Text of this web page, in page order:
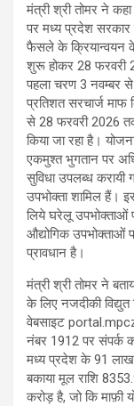
मंत्री श्री तोमर ने
पर मध्य प्रदेश
फैसले के क्रियान्वयन
शुरू होकर 28 फरवरी
पहला चरण 3 नवम्बर
प्रतिशत सरचार्ज माफ
से 28 फरवरी 2026
किया जा रहा है।
एकमुश्त भुगतान पर
सुविधा उपलब्ध
उपभोक्ता शामिल हैं।
लिये घरेलू उपभोक्ताओं
औद्योगिक उपभोक्ताओं
प्रावधान है।
मंत्री श्री तोमर ने
के लिए नजदीकी विद्युत
वेबसाइट
नंबर 1912 पर संपर्क
मध्य प्रदेश के 91 लाख
बकाया मूल राशि
करोड़ है, जो कि माफ़ी